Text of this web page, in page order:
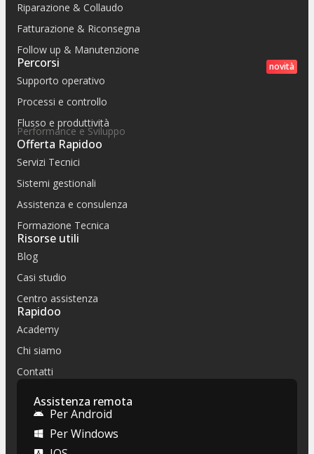
Riparazione & Collaudo
Fatturazione & Riconsegna
Follow up & Manutenzione
novità
Percorsi
Supporto operativo
Processi e controllo
Flusso e produttività
Performance e Sviluppo
Offerta Rapidoo
Servizi Tecnici
Sistemi gestionali
Assistenza e consulenza
Formazione Tecnica
Risorse utili
Blog
Casi studio
Centro assistenza
Rapidoo
Academy
Chi siamo
Contatti
Assistenza remota
Per Android
Per Windows